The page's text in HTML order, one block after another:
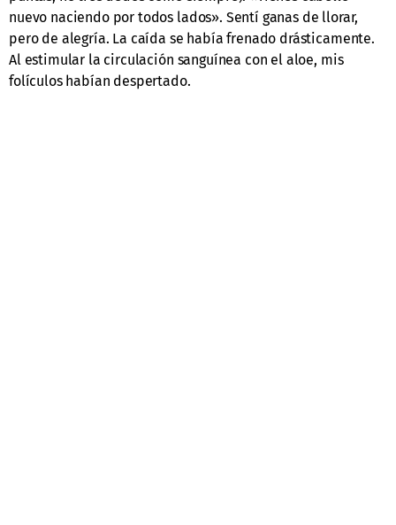
nuevo naciendo por todos lados». Sentí ganas de llorar,
pero de alegría. La caída se había frenado drásticamente.
Al estimular la circulación sanguínea con el aloe, mis
folículos habían despertado.